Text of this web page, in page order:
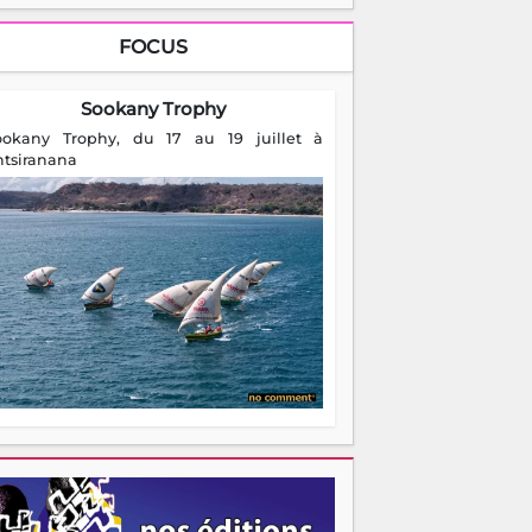
FOCUS
Sookany Trophy
Trophy, du 17 au 19 juillet à